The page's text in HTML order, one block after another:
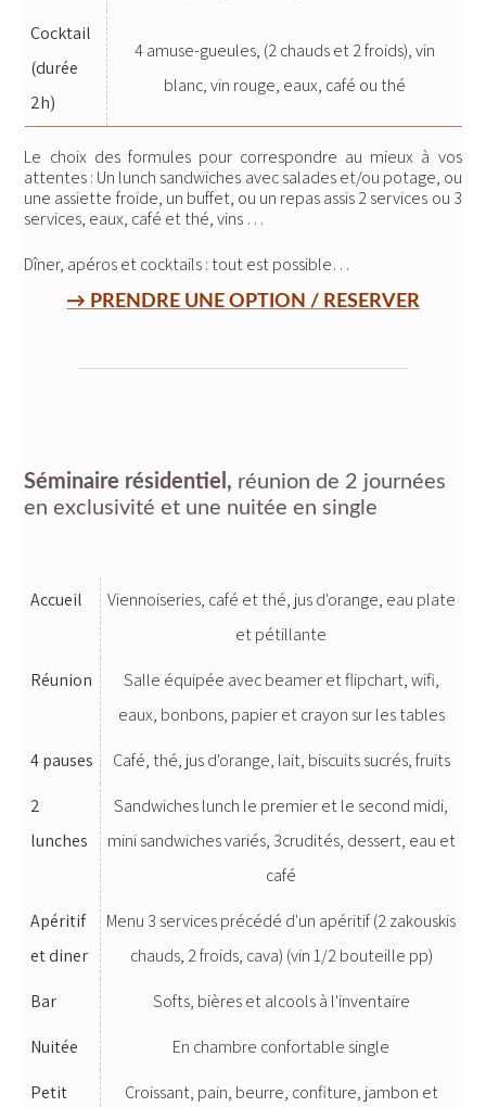
Cocktail
(durée
2h)
4 amuse-gueules, (2 chauds et 2 froids), vin
blanc, vin rouge, eaux, café ou thé
Le choix des formules pour correspondre au mieux à vos
attentes : Un lunch sandwiches avec salades et/ou potage, ou
une assiette froide, un buffet, ou un repas assis 2 services ou 3
services, eaux, café et thé, vins …
Dîner, apéros et cocktails : tout est possible…
→ PRENDRE UNE OPTION / RESERVER
Séminaire résidentiel, réunion de 2 journées
en exclusivité et une nuitée en single
Accueil
Viennoiseries, café et thé, jus d'orange, eau plate
et pétillante
Réunion
Salle équipée avec beamer et flipchart, wifi,
eaux, bonbons, papier et crayon sur les tables
4 pauses
Café, thé, jus d'orange, lait, biscuits sucrés, fruits
2
lunches
Sandwiches lunch le premier et le second midi,
mini sandwiches variés, 3crudités, dessert, eau et
café
Apéritif
et diner
Menu 3 services précédé d'un apéritif (2 zakouskis
chauds, 2 froids, cava) (vin 1/2 bouteille pp)
Bar
Softs, bières et alcools à l'inventaire
Nuitée
En chambre confortable single
Petit
Croissant, pain, beurre, confiture, jambon et